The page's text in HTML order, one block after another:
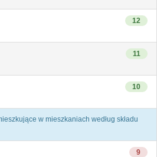
12
11
10
w mieszkaniach według składu
9